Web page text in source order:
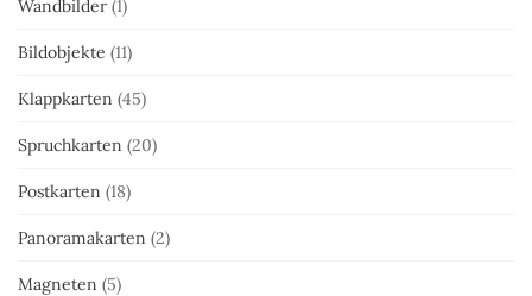
Wandbilder (1)
Bildobjekte (11)
Klappkarten (45)
Spruchkarten (20)
Postkarten (18)
Panoramakarten (2)
Magneten (5)